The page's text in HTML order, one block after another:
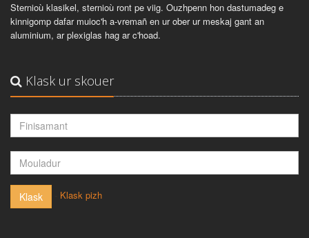
Sternioù klasikel, sternioù ront pe viig. Ouzhpenn hon dastumadeg e
kinnigomp dafar muioc'h a-vremañ en ur ober ur meskaj gant an
aluminium, ar plexiglas hag ar c'hoad.
Klask ur skouer
Klask Klask pizh